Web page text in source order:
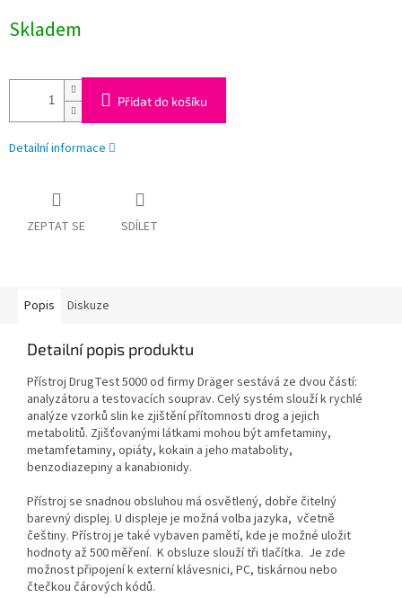
cena:
Skladem
Přidat do košíku
Detailní informace
ZEPTAT SE SDÍLET
Popis Diskuze
Detailní popis produktu
Přístroj DrugTest 5000 od firmy Dräger sestává ze dvou částí:
analyzátoru a testovacích souprav. Celý systém slouží k rychlé
analýze vzorků slin ke zjištění přítomnosti drog a jejich
metabolitů. Zjišťovanými látkami mohou být amfetaminy,
metamfetaminy, opiáty, kokain a jeho matabolity,
benzodiazepiny a kanabionidy.
Přístroj se snadnou obsluhou má osvětlený, dobře čitelný
barevný displej. U displeje je možná volba jazyka, včetně
češtiny. Přístroj je také vybaven pamětí, kde je možné uložit
hodnoty až 500 měření. K obsluze slouží tři tlačítka. Je zde
možnost připojení k externí klávesnici, PC, tiskárnou nebo
čtečkou čárových kódů.